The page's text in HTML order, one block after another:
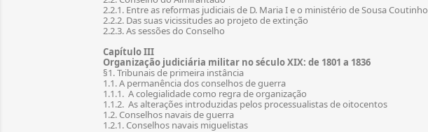
2.2.1. Entre as reformas judiciais de D. Maria I e o ministério de Sousa Coutinho
2.2.2. Das suas vicissitudes ao projeto de extinção
2.2.3. As sessões do Conselho
Capítulo III
Organização judiciária militar no século XIX: de 1801 a 1836
§1. Tribunais de primeira instância
1.1. A permanência dos conselhos de guerra
1.1.1. A colegialidade como regra de organização
1.1.2. As alterações introduzidas pelos processualistas de oitocentos
1.2. Conselhos navais de guerra
1.2.1. Conselhos navais miguelistas